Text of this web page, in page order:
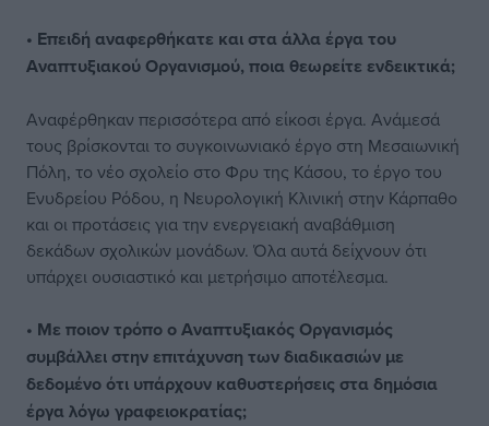
• Επειδή αναφερθήκατε και στα άλλα έργα του
Αναπτυξιακού Οργανισμού, ποια θεωρείτε ενδεικτικά;
Αναφέρθηκαν περισσότερα από είκοσι έργα. Ανάμεσά
τους βρίσκονται το συγκοινωνιακό έργο στη Μεσαιωνική
Πόλη, το νέο σχολείο στο Φρυ της Κάσου, το έργο του
Ενυδρείου Ρόδου, η Νευρολογική Κλινική στην Κάρπαθο
και οι προτάσεις για την ενεργειακή αναβάθμιση
δεκάδων σχολικών μονάδων. Όλα αυτά δείχνουν ότι
υπάρχει ουσιαστικό και μετρήσιμο αποτέλεσμα.
• Με ποιον τρόπο ο Αναπτυξιακός Οργανισμός
συμβάλλει στην επιτάχυνση των διαδικασιών με
δεδομένο ότι υπάρχουν καθυστερήσεις στα δημόσια
έργα λόγω γραφειοκρατίας;